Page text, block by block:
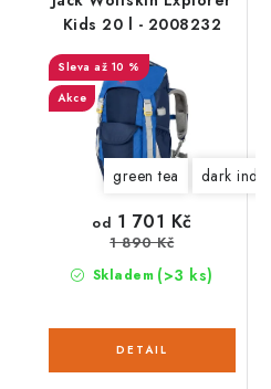
Kids 20 l - 2008232
až 10 %
Akce
green tea dark indigo
Skladem (>3 ks)
od 1 701 Kč
1 890 Kč